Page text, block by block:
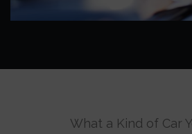
What a Kind of Car